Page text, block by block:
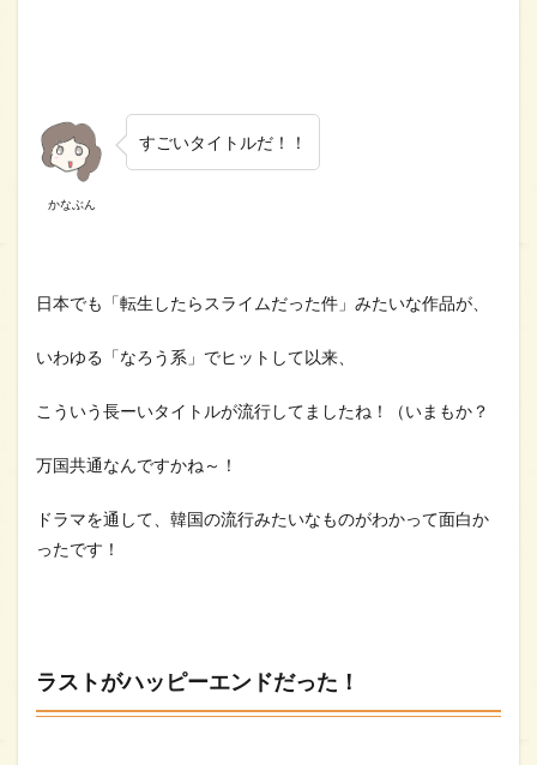
かなぶん
すごいタイトルだ！！
日本でも「転生したらスライムだった件」みたいな作品が、
いわゆる「なろう系」でヒットして以来、
こういう長ーいタイトルが流行してましたね！（いまもか？
万国共通なんですかね～！
ドラマを通して、韓国の流行みたいなものがわかって面白か
ったです！
ラストがハッピーエンドだった！